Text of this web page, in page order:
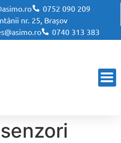
0752 090 209
nr. 25, Brașov
0740 313 383
senzori